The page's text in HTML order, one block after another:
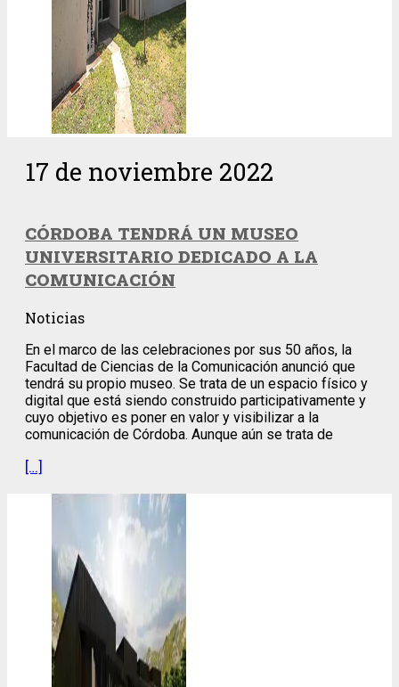
17 de noviembre 2022
CÓRDOBA TENDRÁ UN MUSEO
UNIVERSITARIO DEDICADO A LA
COMUNICACIÓN
Noticias
En el marco de las celebraciones por sus 50 años, la
Facultad de Ciencias de la Comunicación anunció que
tendrá su propio museo. Se trata de un espacio físico y
digital que está siendo construido participativamente y
cuyo objetivo es poner en valor y visibilizar a la
comunicación de Córdoba. Aunque aún se trata de
[…]